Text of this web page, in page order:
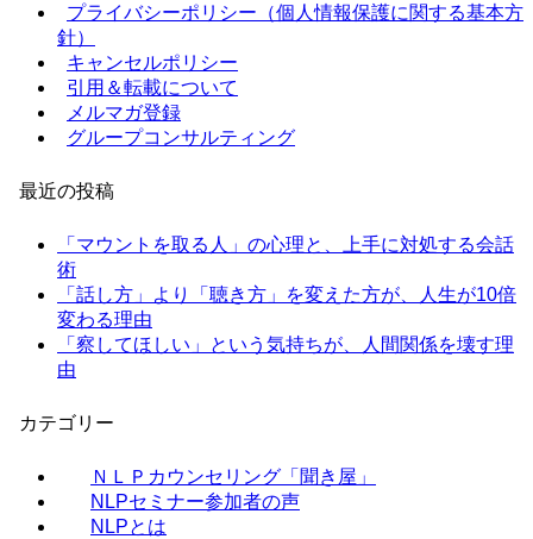
プライバシーポリシー（個人情報保護に関する基本方
針）
キャンセルポリシー
引用＆転載について
メルマガ登録
グループコンサルティング
最近の投稿
「マウントを取る人」の心理と、上手に対処する会話
術
「話し方」より「聴き方」を変えた方が、人生が10倍
変わる理由
「察してほしい」という気持ちが、人間関係を壊す理
由
カテゴリー
ＮＬＰカウンセリング「聞き屋」
NLPセミナー参加者の声
NLPとは